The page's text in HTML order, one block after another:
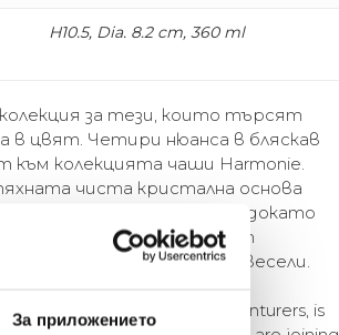
За приложението
H10.5, Dia. 8.2 cm, 360 ml
за тези, които търсят
в цвят. Четири нюанса в бляскав
към колекцията чаши Harmonie.
чиста кристална основа
техните нюанси, докато
в кристала, променят
радостни до безкрайно весели.
collection for new taste adventurers, is